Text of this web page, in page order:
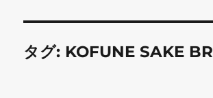
タグ: KOFUNE SAKE